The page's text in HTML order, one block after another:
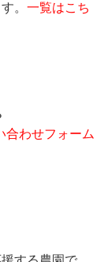
。 一覧はこち
合わせフォーム